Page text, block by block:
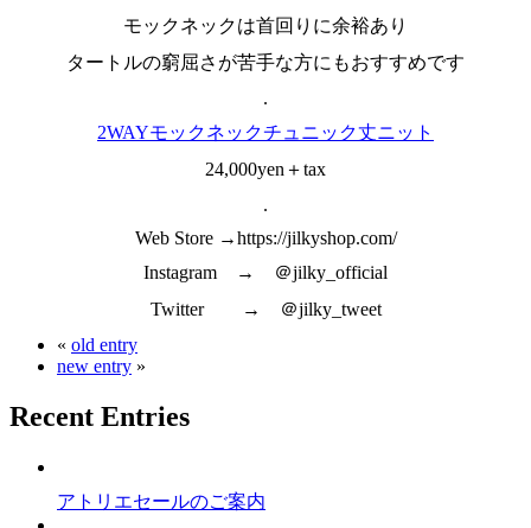
モックネックは首回りに余裕あり
タートルの窮屈さが苦手な方にもおすすめです
.
2WAYモックネックチュニック丈ニット
24,000yen＋tax
.
Web Store →https://jilkyshop.com/
Instagram → ＠jilky_official
Twitter → ＠jilky_tweet
« old entry
new entry »
Recent Entries
アトリエセールのご案内